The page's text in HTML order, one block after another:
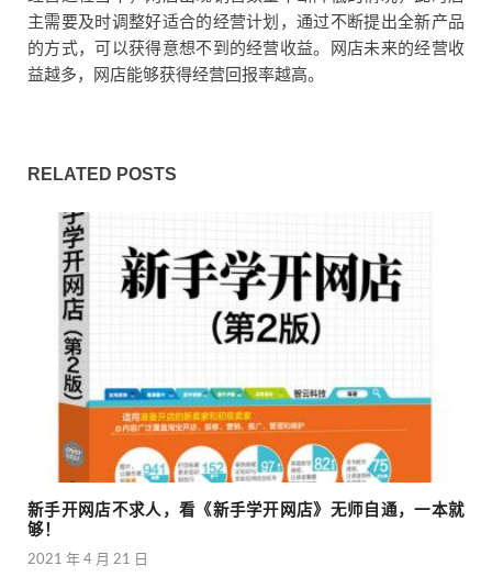
主需要及时调整好适合的经营计划，通过不断提出全新产品
的方式，可以获得意想不到的经营收益。网店未来的经营收
益越多，网店能够获得经营回报率越高。
RELATED POSTS
新手开网店不求人，看《新手学开网店》无师自通，一本就
够！
2021 年 4 月 21 日